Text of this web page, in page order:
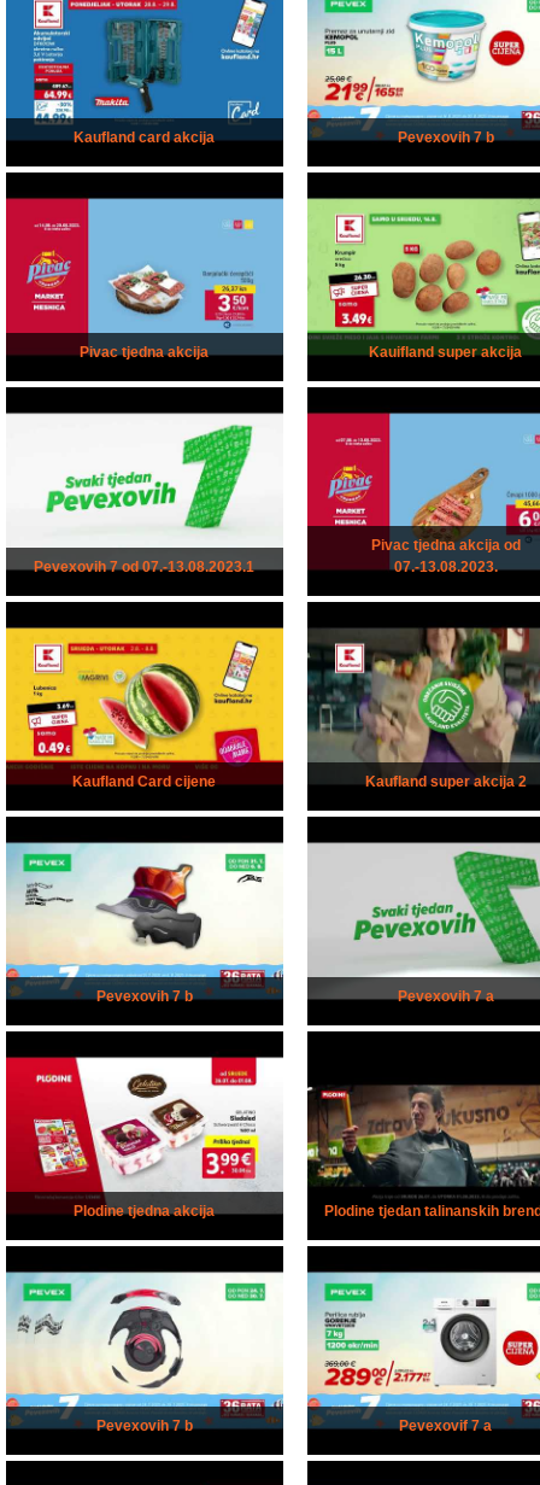
Kaufland card akcija Pevexovih 7 b
Pivac tjedna akcija Kauifland super akcija
Pevexovih 7 od 07.-13.08.2023.1
Pivac tjedna akcija od
07.-13.08.2023.
Kaufland Card cijene Kaufland super akcija 2
Pevexovih 7 b Pevexovih 7 a
Plodine tjedna akcija Plodine tjedan talinanskih
Pevexovih 7 b Pevexovif 7 a